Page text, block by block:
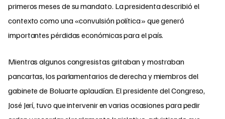
primeros meses de su mandato. La presidenta describió el
contexto como una «convulsión política» que generó
importantes pérdidas económicas para el país.
Mientras algunos congresistas gritaban y mostraban
pancartas, los parlamentarios de derecha y miembros del
gabinete de Boluarte aplaudían. El presidente del Congreso,
José Jerí, tuvo que intervenir en varias ocasiones para pedir